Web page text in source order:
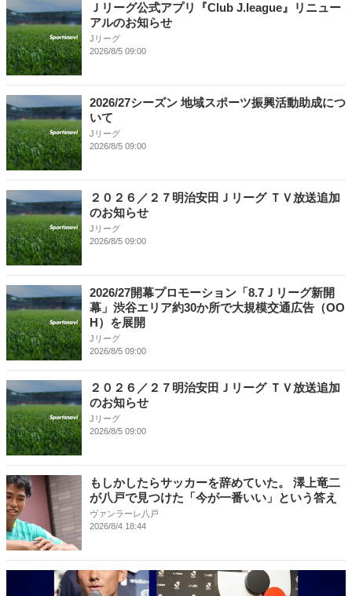
Ｊリーグ公式アプリ『Club J.league』リニュー
アルのお知らせ
Jリーグ
2026/8/5 09:00
2026/27シーズン 地域スポーツ振興活動助成につ
いて
Jリーグ
2026/8/5 09:00
２０２６／２７明治安田Ｊリーグ ＴＶ放送追加
のお知らせ
Jリーグ
2026/8/5 09:00
2026/27開幕プロモーション「8.7Ｊリーグ新開
幕」渋谷エリア約30か所で大規模交通広告（OO
H）を展開
Jリーグ
2026/8/5 09:00
２０２６／２７明治安田Ｊリーグ ＴＶ放送追加
のお知らせ
Jリーグ
2026/8/5 09:00
もしかしたらサッカーを辞めていた。 澤上竜二
が八戸で見つけた「今が一番いい」という答え
ヴァンラーレ八戸
2026/8/4 18:44